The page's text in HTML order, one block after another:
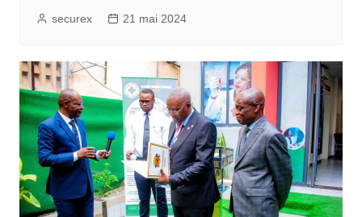
securex 21 mai 2024